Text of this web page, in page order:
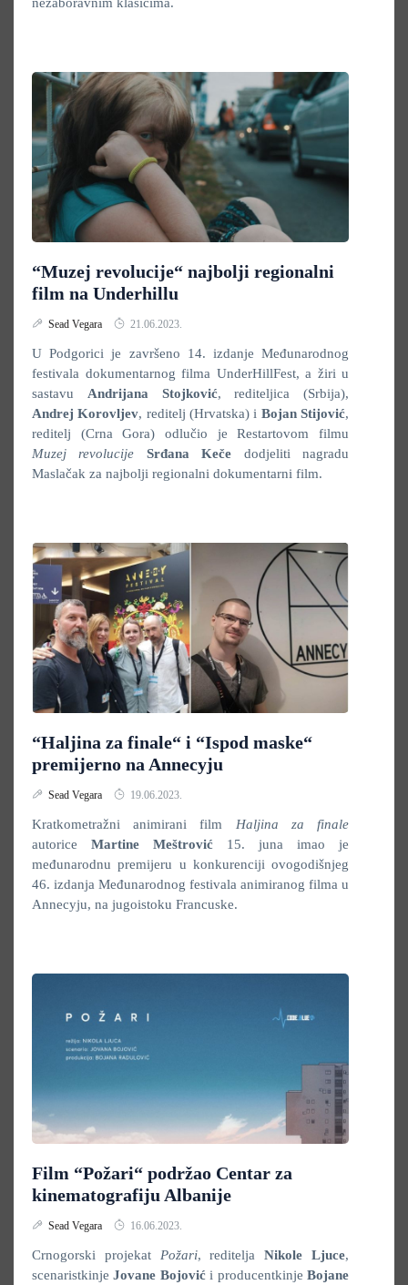
“Muzej revolucije“ najbolji regionalni
film na Underhillu
Sead Vegara 21.06.2023.
U Podgorici je završeno 14. izdanje Međunarodnog
festivala dokumentarnog filma UnderHillFest, a žiri u
sastavu Andrijana Stojković, rediteljica (Srbija),
Andrej Korovljev, reditelj (Hrvatska) i Bojan Stijović,
reditelj (Crna Gora) odlučio je Restartovom filmu
Muzej revolucije Srđana Keče dodjeliti nagradu
Maslačak za najbolji regionalni dokumentarni film.
“Haljina za finale“ i “Ispod maske“
premijerno na Annecyju
Sead Vegara 19.06.2023.
Kratkometražni animirani film Haljina za finale
autorice Martine Meštrović 15. juna imao je
međunarodnu premijeru u konkurenciji ovogodišnjeg
46. izdanja Međunarodnog festivala animiranog filma u
Annecyju, na jugoistoku Francuske.
Film “Požari“ podržao Centar za
kinematografiju Albanije
Sead Vegara 16.06.2023.
Crnogorski projekat Požari, rediteljaNikole Ljuce,
scenaristkinjeJovane Bojovići producentkinjeBojane